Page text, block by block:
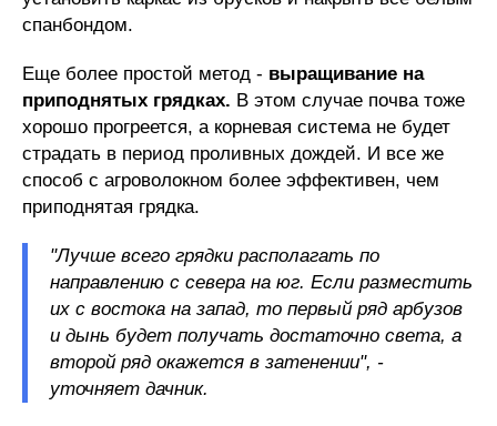
спанбондом.
Еще более простой метод - выращивание на
приподнятых грядках. В этом случае почва тоже
хорошо прогреется, а корневая система не будет
страдать в период проливных дождей. И все же
способ с агроволокном более эффективен, чем
приподнятая грядка.
"Лучше всего грядки располагать по
направлению с севера на юг. Если разместить
их с востока на запад, то первый ряд арбузов
и дынь будет получать достаточно света, а
второй ряд окажется в затенении", -
уточняет дачник.